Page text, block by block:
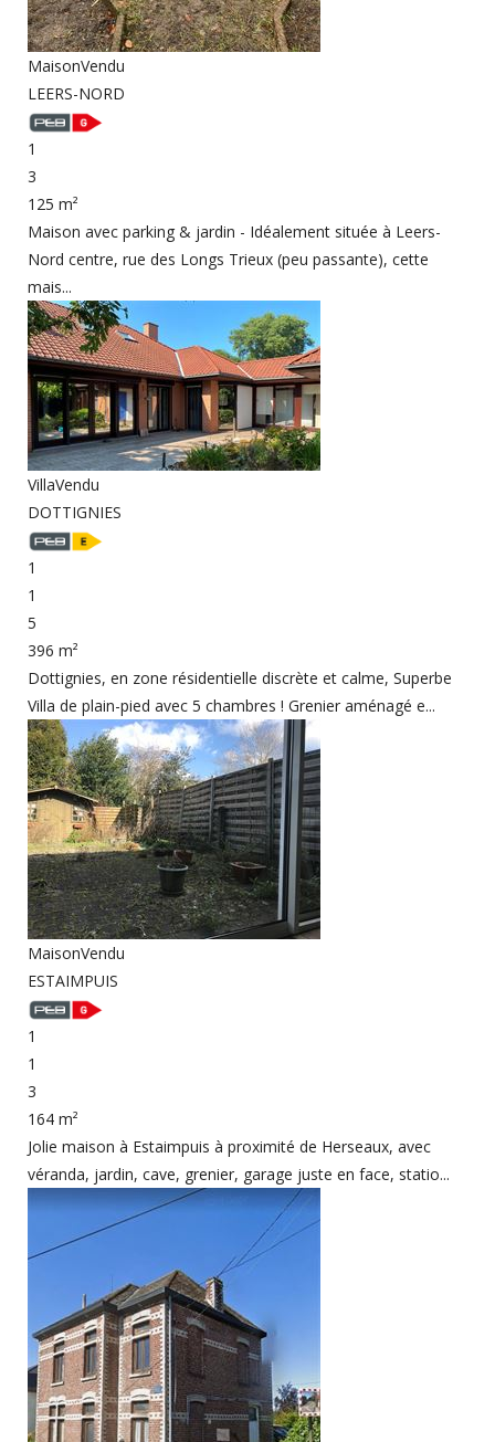
MaisonVendu
LEERS-NORD
1
3
125 m²
Maison avec parking & jardin - Idéalement située à Leers-
Nord centre, rue des Longs Trieux (peu passante), cette
mais...
VillaVendu
DOTTIGNIES
1
1
5
396 m²
Dottignies, en zone résidentielle discrète et calme, Superbe
Villa de plain-pied avec 5 chambres ! Grenier aménagé e...
MaisonVendu
ESTAIMPUIS
1
1
3
164 m²
Jolie maison à Estaimpuis à proximité de Herseaux, avec
véranda, jardin, cave, grenier, garage juste en face, statio...